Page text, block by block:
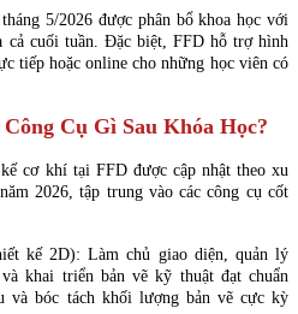
5/2026 được phân bổ khoa học với
cả cuối tuần. Đặc biệt, FFD hỗ trợ hình
tiếp hoặc online cho những học viên có
Cụ Gì Sau Khóa Học?
cơ khí tại FFD được cập nhật theo xu
2026, tập trung vào các công cụ cốt
kế 2D): Làm chủ giao diện, quản lý
khai triển bản vẽ kỹ thuật đạt chuẩn
và bóc tách khối lượng bản vẽ cực kỳ